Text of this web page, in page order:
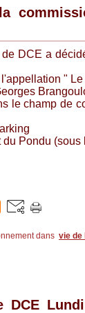
DCE a
"
le champ de
Pondu
dans vie de
DCE